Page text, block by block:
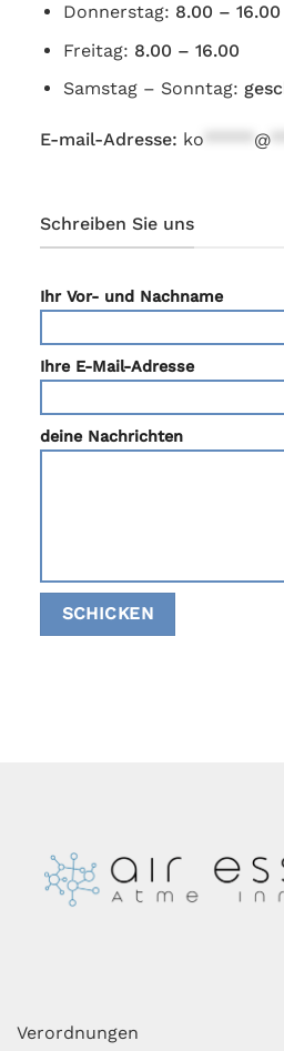
Donnerstag: 8.00 – 16.00
Freitag: 8.00 – 16.00
Samstag – Sonntag:
E-mail-Adresse: ko @
Schreiben Sie uns
Ihr Vor- und Nachname
Ihre E-Mail-Adresse
deine Nachrichten
Verordnungen